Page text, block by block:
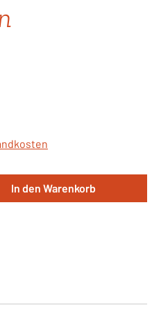
gewünschten
In den Warenkorb